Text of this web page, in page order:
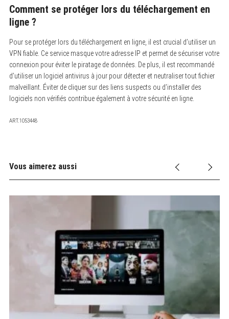
Comment se protéger lors du téléchargement en
ligne ?
Pour se protéger lors du téléchargement en ligne, il est crucial d’utiliser un
VPN fiable. Ce service masque votre adresse IP et permet de sécuriser votre
connexion pour éviter le piratage de données. De plus, il est recommandé
d’utiliser un logiciel antivirus à jour pour détecter et neutraliser tout fichier
malveillant. Éviter de cliquer sur des liens suspects ou d’installer des
logiciels non vérifiés contribue également à votre sécurité en ligne.
ART.1053448
Vous aimerez aussi